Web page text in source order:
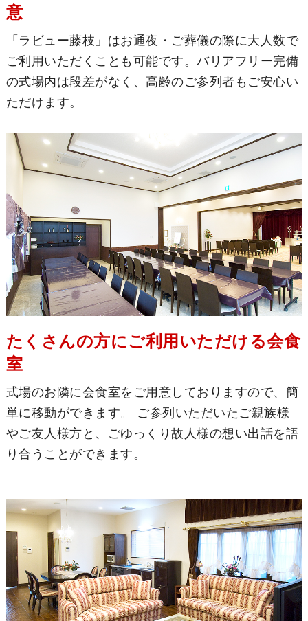
意
「ラビュー藤枝」はお通夜・ご葬儀の際に大人数で
ご利用いただくことも可能です。バリアフリー完備
の式場内は段差がなく、高齢のご参列者もご安心い
ただけます。
たくさんの方にご利用いただける会食
室
式場のお隣に会食室をご用意しておりますので、簡
単に移動ができます。 ご参列いただいたご親族様
やご友人様方と、ごゆっくり故人様の想い出話を語
り合うことができます。